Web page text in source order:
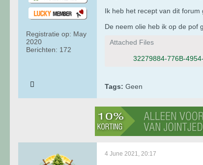
Registratie op: May
2020
Berichten: 172
Ik heb het recept van dit
De neem olie heb ik op de pof
Attached Files
32279884-776B-
Tags: Geen
4 June 2021, 20:17